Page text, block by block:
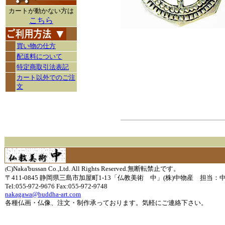
カートが動かない方は
こちら
買い物の仕方
配送料について
特定商取引法表記
カート以外でのご注
文
(C)Naka'bussan Co.,Ltd. All Rights Reserved.無断転禁止です。
〒411-0845 静岡県三島市加屋町1-13「仏教美術 中」(株)中物産 担当：
Tel:055-972-9676 Fax:055-972-9748
nakagawa@buddha-art.com
各種仏画・仏像、注文・制作承っております。気軽にご連絡下さい。